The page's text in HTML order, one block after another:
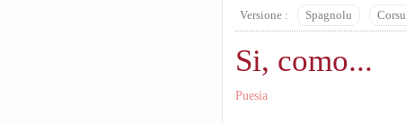
Versione : Spagnolu Corsu
Si, como...
Puesia